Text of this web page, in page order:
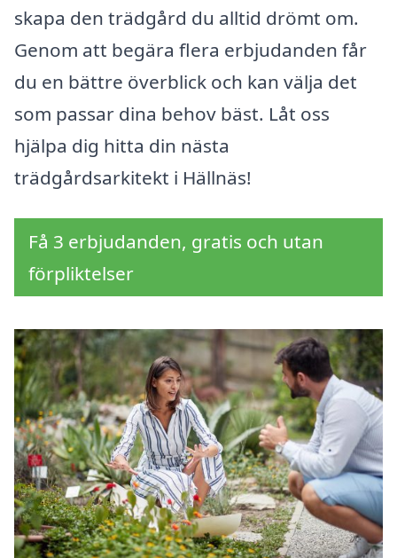
skapa den trädgård du alltid drömt om.
Genom att begära flera erbjudanden får
du en bättre överblick och kan välja det
som passar dina behov bäst. Låt oss
hjälpa dig hitta din nästa
trädgårdsarkitekt i Hällnäs!
Få 3 erbjudanden, gratis och utan
förpliktelser